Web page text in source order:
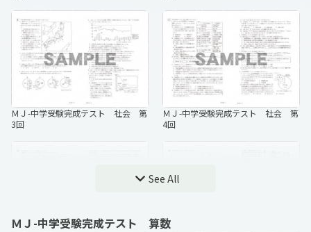
ＭＪ-中学受験完成テスト 理科 第
7回
ＭＪ-中学受験完成テスト 理科 第
8回
ＭＪ-中学受験完成テスト 社会 第
3回
ＭＪ-中学受験完成テスト 社会 第
4回
See All
ＭＪ-中学受験完成テスト 算数